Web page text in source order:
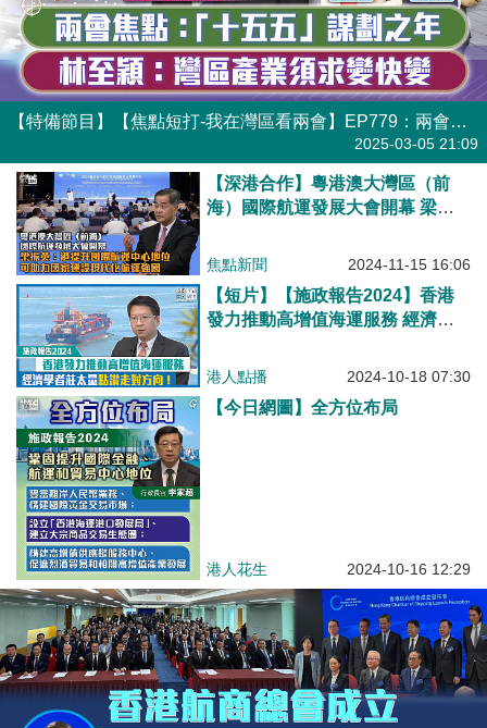
【特備節目】【焦點短打-我在灣區看兩會】EP779：兩會焦點：「十五五」謀劃之年 林至頴：灣區產業須求變快變
2025-03-05 21:09
【深港合作】粵港澳大灣區（前
海）國際航運發展大會開幕 梁振
力國家建設現代化航運強國
焦點新聞 2024-11-15 16:06
【短片】【施政報告2024】香港
發力推動高增值海運服務 經濟學
港人點播 2024-10-18 07:30
【今日網圖】全方位布局
港人花生 2024-10-16 12:29